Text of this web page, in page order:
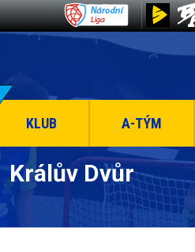
KLUB A-TÝM
Králův Dvůr